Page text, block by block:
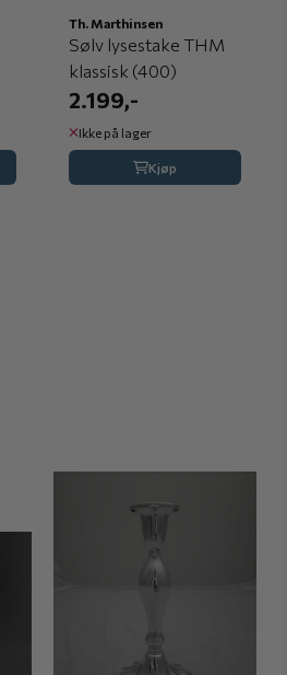
Th. Marthinsen
Sølv lysestake THM
klassisk (400)
2.199,-
Ikke på lager
Kjøp